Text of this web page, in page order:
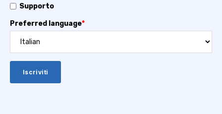
Supporto
Preferred language*